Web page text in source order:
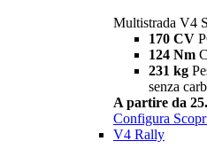
Multistrada V4 S
170 CV
124 Nm
231 kg
senza
A partire da
Configura
V4 Rally